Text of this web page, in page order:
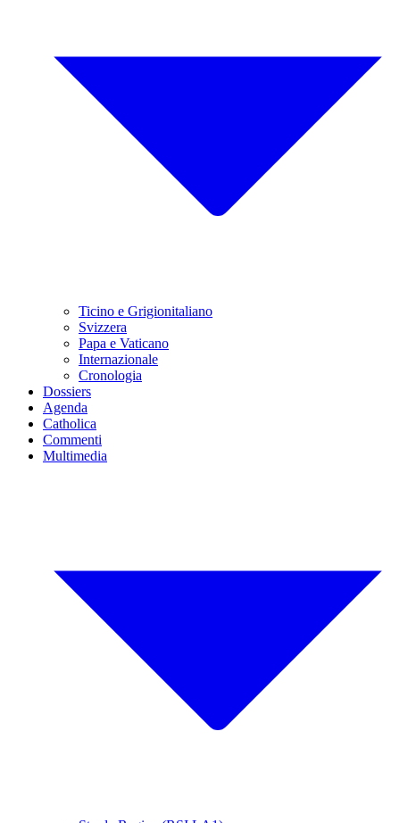
Ticino e Grigionitaliano
Svizzera
Papa e Vaticano
Internazionale
Cronologia
Dossiers
Agenda
Catholica
Commenti
Multimedia